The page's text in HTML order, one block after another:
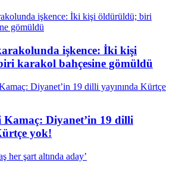
işkence: İki kişi
karakol bahçesine gömüldü
Diyanet’in 19 dilli
yok!